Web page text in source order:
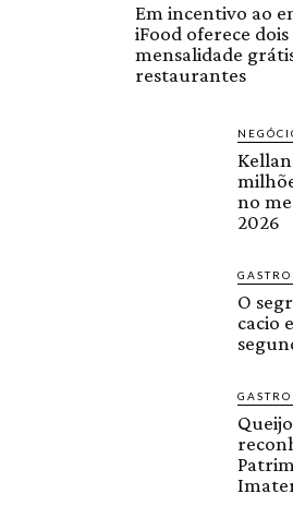
Em incentivo ao
iFood oferece dois
mensalidade
restaurantes
no
2026
O
cacio